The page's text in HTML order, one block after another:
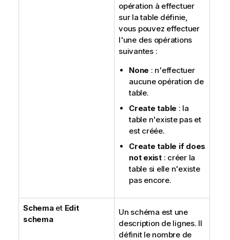
opération à effectuer
sur la table définie,
vous pouvez effectuer
l'une des opérations
suivantes :
None : n'effectuer
aucune opération de
table.
Create table : la
table n'existe pas et
est créée.
Create table if does
not exist: créer la
table si elle n'existe
pas encore.
Schemaet Edit
schema
Un schéma est une
description de lignes. Il
définit le nombre de